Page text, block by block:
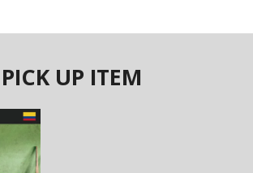
PICK UP ITEM